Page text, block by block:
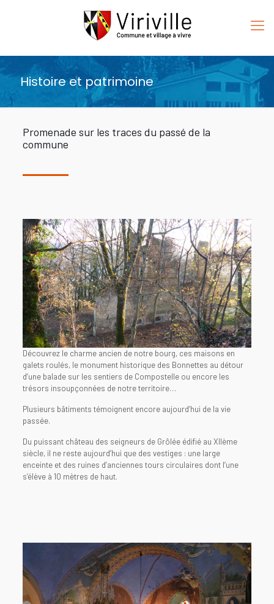
Histoire et patrimoine
Promenade sur les traces du passé de la
commune
Découvrez le charme ancien de notre bourg, ces maisons en
galets roulés, le monument historique des Bonnettes au détour
d’une balade sur les sentiers de Compostelle ou encore les
trésors insoupçonnées de notre territoire…
Plusieurs bâtiments témoignent encore aujourd’hui de la vie
passée.
Du puissant château des seigneurs de Grôlée édifié au XIIème
siècle, il ne reste aujourd’hui que des vestiges : une large
enceinte et des ruines d’anciennes tours circulaires dont l’une
s’élève à 10 mètres de haut.